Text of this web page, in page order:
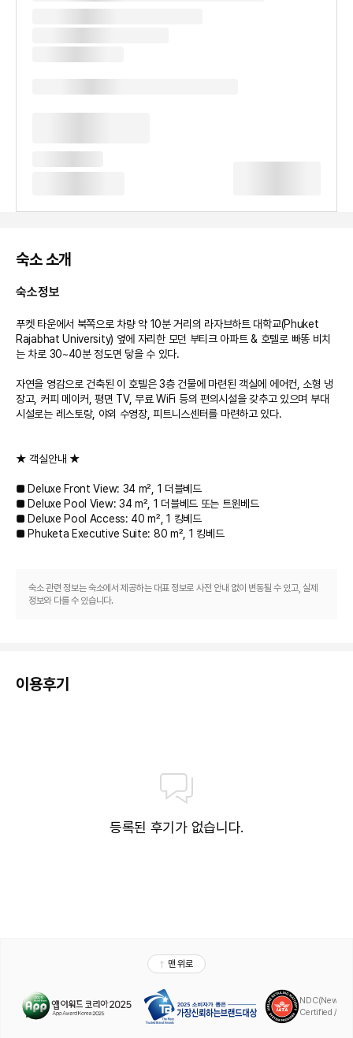
숙소 소개
숙소정보
푸켓 타운에서 북쪽으로 차량 약 10분 거리의 라자브하트 대학교(Phuket
Rajabhat University) 옆에 자리한 모던 부티크 아파트 & 호텔로 빠똥 비치
는 차로 30~40분 정도면 닿을 수 있다.
자연을 영감으로 건축된 이 호텔은 3층 건물에 마련된 객실에 에어컨, 소형 냉
장고, 커피 메이커, 평면 TV, 무료 WiFi 등의 편의시설을 갖추고 있으며 부대
시설로는 레스토랑, 야외 수영장, 피트니스센터를 마련하고 있다.
★ 객실안내 ★
■ Deluxe Front View: 34 m², 1 더블베드
■ Deluxe Pool View: 34 m², 1 더블베드 또는 트윈베드
■ Deluxe Pool Access: 40 m², 1 킹베드
■ Phuketa Executive Suite: 80 m², 1 킹베드
☞ 인터넷: 호텔 전구역에서 무료 WiFi
숙소 관련 정보는 숙소에서 제공하는 대표 정보로 사전 안내 없이 변동될 수 있고, 실제
정보와 다를 수 있습니다.
이용후기
등록된 후기가 없습니다.